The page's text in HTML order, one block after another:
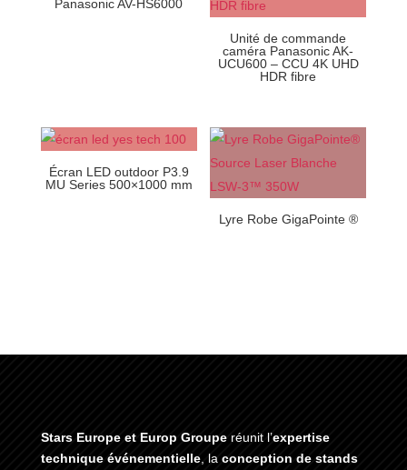
Panasonic AV-HS6000
Unité de commande
caméra Panasonic AK-
UCU600 – CCU 4K UHD
HDR fibre
Écran LED outdoor P3.9
MU Series 500×1000 mm
Lyre Robe GigaPointe ®
Stars Europe et Europ Groupe réunit l’expertise
technique événementielle, la conception de stands